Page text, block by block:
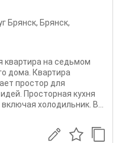
Брянск, Брянск,
квартира на седьмом
дома. Квартира
простор для
Просторная кухня
холодильник. В...